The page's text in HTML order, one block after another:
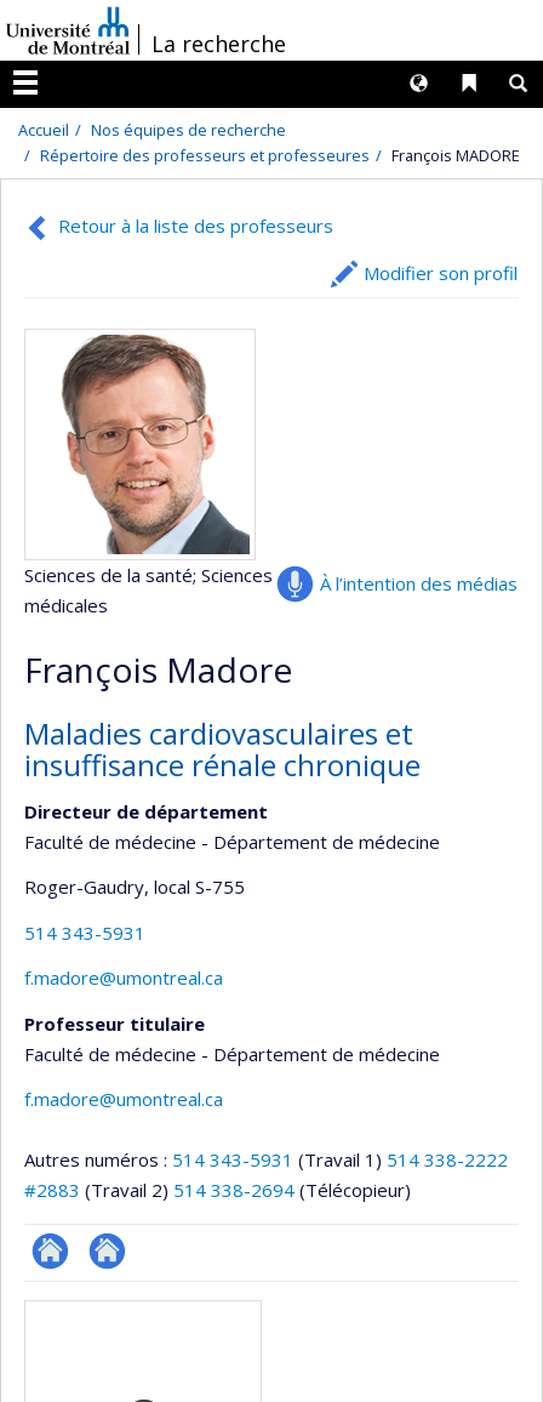
au
contenu
/La recherche
Menu
Liens
Langues
Accueil
Nos équipes de recherche
Répertoire des professeurs et professeures
François MADORE
Retour à la liste des professeurs
Modifier son profil
À l’intention des médias
Sciences de la santé; Sciences
médicales
François Madore
Maladies cardiovasculaires et
insuffisance rénale chronique
Directeur de département
Faculté de médecine - Département de médecine
Roger-Gaudry, local S-755
514 343-5931
f.madore@umontreal.ca
Professeur titulaire
Faculté de médecine - Département de médecine
f.madore@umontreal.ca
Autres numéros : 514 343-5931 (Travail 1) 514 338-2222
#2883 (Travail 2) 514 338-2694 (Télécopieur)
Site
Autre
Médias